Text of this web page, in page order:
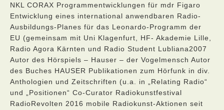
NKL CORAX Programmentwicklungen für mdr Figaro
Entwicklung eines international anwendbaren Radio-
Ausbildungs-Planes für das Leonardo-Programm der
EU (gemeinsam mit Uni Klagenfurt, HF- Akademie Lille,
Radio Agora Kärnten und Radio Student Lubliana2007
Autor des Hörspiels – Hauser – der Vogelmensch Autor
des Buches HAUSER Publikationen zum Hörfunk in div.
Anthologien und Zeitschriften (u.a. in „Relating Radio“
und „Positionen“ Co-Curator Radiokunstfestival
RadioRevolten 2016 mobile Radiokunst-Aktionen seit